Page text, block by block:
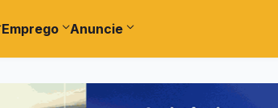
Emprego Anuncie